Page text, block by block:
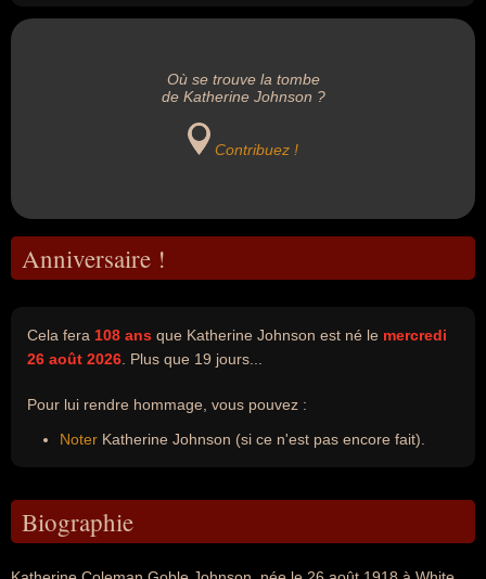
Où se trouve la tombe
de Katherine Johnson ?
Contribuez !
Anniversaire !
Cela fera 108 ans que Katherine Johnson est né le mercredi
26 août 2026 . Plus que 19 jours...
Pour lui rendre hommage, vous pouvez :
Noter Katherine Johnson (si ce n'est pas encore fait).
Biographie